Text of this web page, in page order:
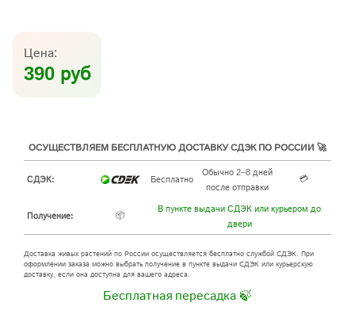
Цена:
390 руб
ОСУЩЕСТВЛЯЕМ БЕСПЛАТНУЮ ДОСТАВКУ СДЭК ПО РОССИИ 🚀
СДЭК: Бесплатно
Обычно 2–8 дней
после отправки
💳
Получение: 📦
В пункте выдачи СДЭК или курьером до
двери
Доставка живых растений по России осуществляется бесплатно службой СДЭК. При
оформлении заказа можно выбрать получение в пункте выдачи СДЭК или курьерскую
доставку, если она доступна для вашего адреса.
Бесплатная пересадка 🍃